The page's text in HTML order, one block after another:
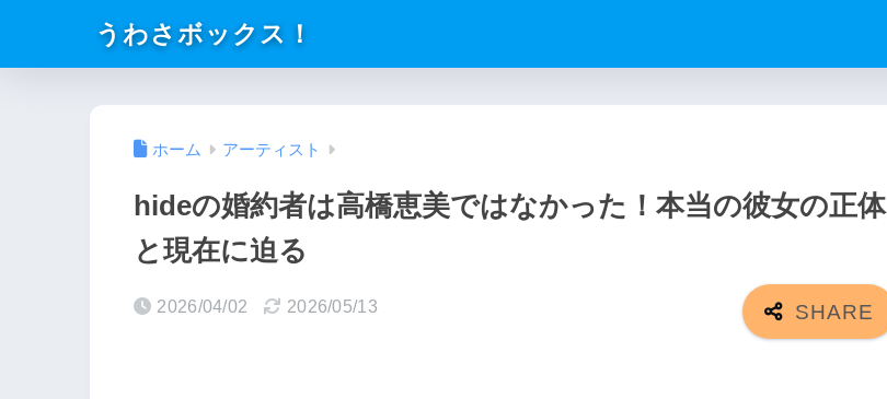
うわさボックス！
ホーム アーティスト
hideの婚約者は高橋恵美ではなかった！本当の彼女の正体
と現在に迫る
2026/04/02 2026/05/13